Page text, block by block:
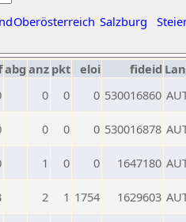
Oberösterreich Salzburg
abg anz pkt eloi fideid
0 0 0 530016860
0 0 0 530016878
1 0 0 1647180
2 1 1754 1629603